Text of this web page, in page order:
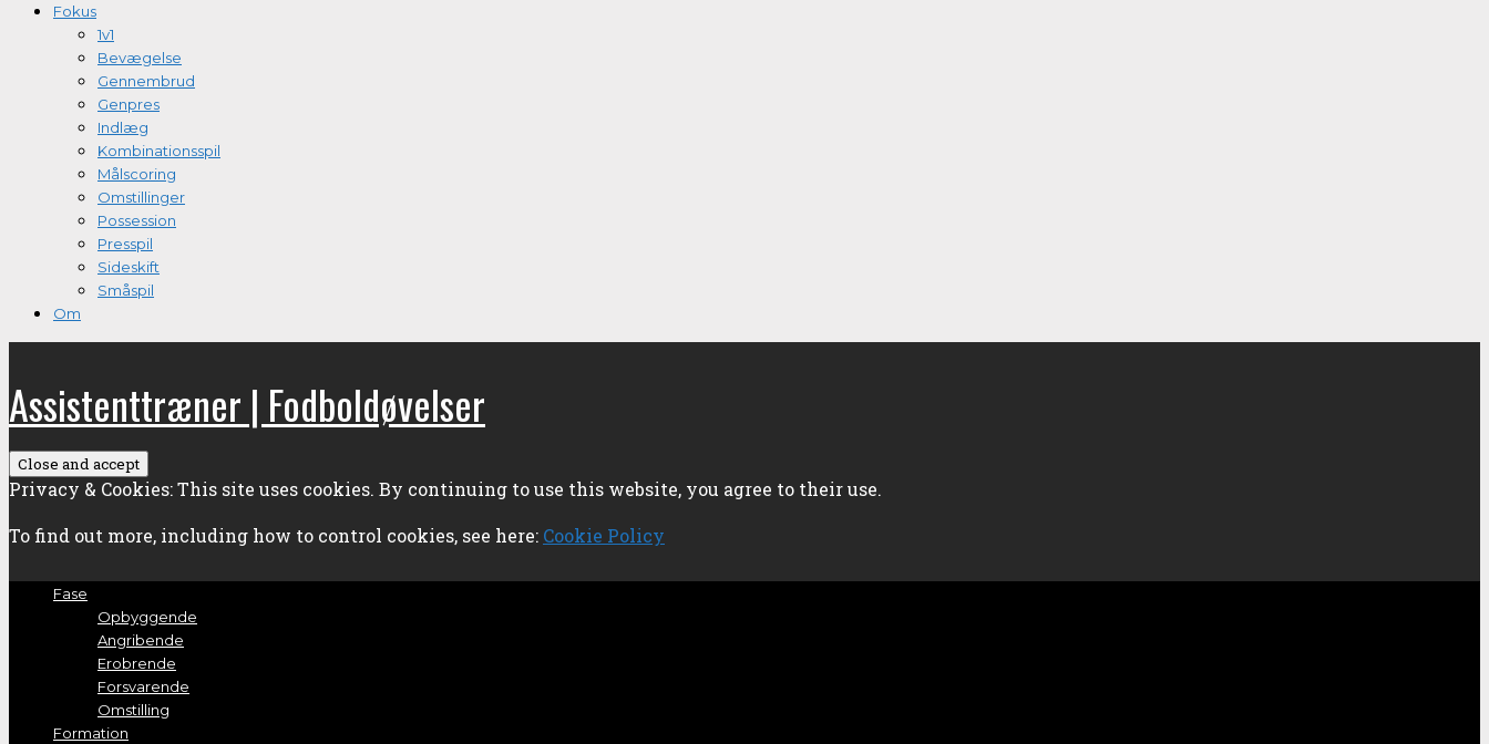
Fokus
1v1
Bevægelse
Gennembrud
Genpres
Indlæg
Kombinationsspil
Målscoring
Omstillinger
Possession
Presspil
Sideskift
Småspil
Om
Assistenttræner | Fodboldøvelser
Privacy & Cookies: This site uses cookies. By continuing to use this website, you agree to their use.
To find out more, including how to control cookies, see here: Cookie Policy
Fase
Opbyggende
Angribende
Erobrende
Forsvarende
Omstilling
Formation